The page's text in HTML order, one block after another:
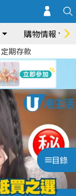
購物情報
定期存款
目錄